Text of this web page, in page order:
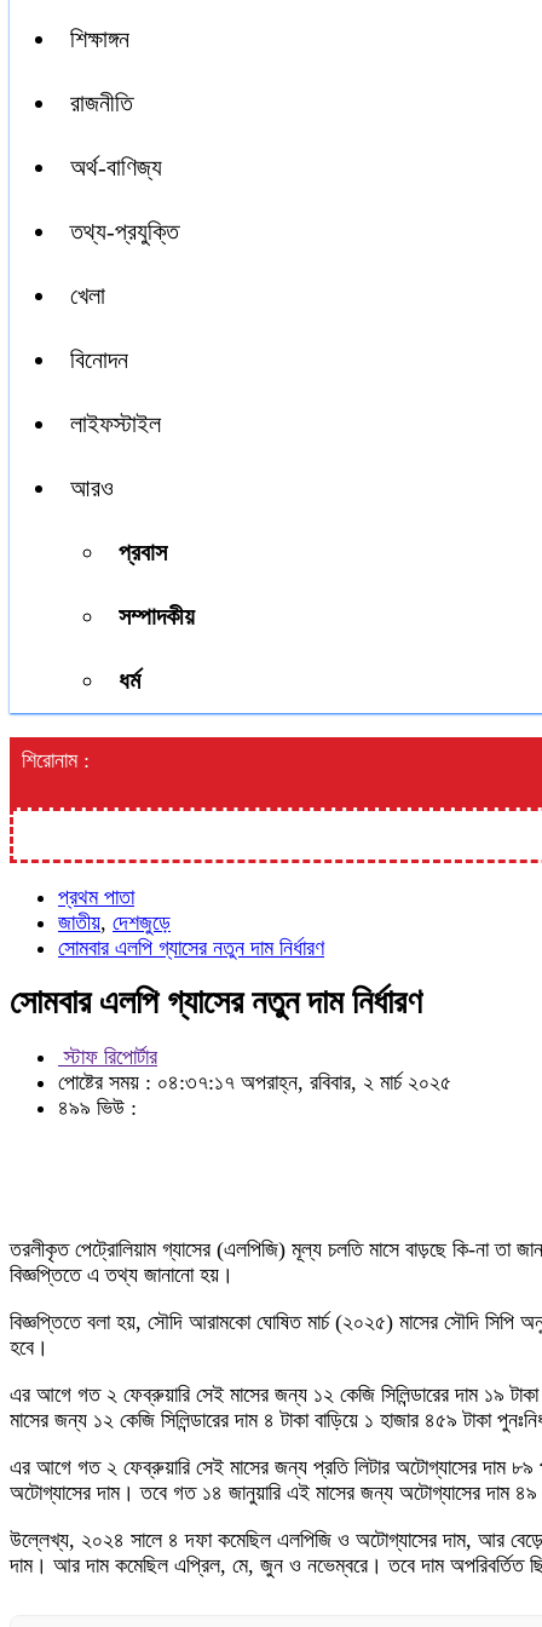
শিক্ষাঙ্গন
রাজনীতি
অর্থ-বাণিজ্য
তথ্য-প্রযুক্তি
খেলা
বিনোদন
লাইফস্টাইল
আরও
প্রবাস
সম্পাদকীয়
ধর্ম
শিরোনাম :
প্রথম পাতা
জাতীয়, দেশজুড়ে
সোমবার এলপি গ্যাসের নতুন দাম নির্ধারণ
সোমবার এলপি গ্যাসের নতুন দাম নির্ধারণ
স্টাফ রিপোর্টার
পোষ্টের সময় : ০৪:৩৭:১৭ অপরাহ্ন, রবিবার, ২ মার্চ ২০২৫
৪৯৯ ভিউ :
তরলীকৃত পেট্রোলিয়াম গ্যাসের (এলপিজি) মূল্য চলতি মাসে বাড়ছে কি-না তা
বিজ্ঞপ্তিতে এ তথ্য জানানো হয়।
বিজ্ঞপ্তিতে বলা হয়, সৌদি আরামকো ঘোষিত মার্চ (২০২৫) মাসের সৌদি সিপি
হবে।
এর আগে গত ২ ফেব্রুয়ারি সেই মাসের জন্য ১২ কেজি সিলিন্ডারের দাম ১৯
মাসের জন্য ১২ কেজি সিলিন্ডারের দাম ৪ টাকা বাড়িয়ে ১ হাজার ৪৫৯ টাকা
এর আগে গত ২ ফেব্রুয়ারি সেই মাসের জন্য প্রতি লিটার অটোগ্যাসের দাম ৮৯
অটোগ্যাসের দাম। তবে গত ১৪ জানুয়ারি এই মাসের জন্য অটোগ্যাসের দাম ৪৯
উল্লেখ্য, ২০২৪ সালে ৪ দফা কমেছিল এলপিজি ও অটোগ্যাসের দাম, আর
দাম। আর দাম কমেছিল এপ্রিল, মে, জুন ও নভেম্বরে। তবে দাম অপরিবর্তিত